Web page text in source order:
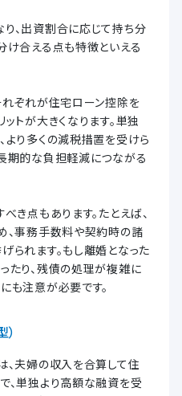
、出資割合に応じて持ち分
け合える点も特徴といえる
れぞれが住宅ローン控除を
トが大きくなります。単独
より多くの減税措置を受けら
期的な負担軽減につながる
き点もあります。たとえば、
、事務手数料や契約時の諸
られます。もし離婚となった
たり、残債の処理が複雑に
も注意が必要です。
、夫婦の収入を合算して住
、単独より高額な融資を受